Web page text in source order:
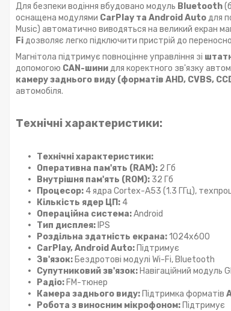
Для безпеки водіння вбудовано модуль Bluetooth
оснащена модулями CarPlay та Android Autoдля
Music) автоматично виводяться на великий екран
Fiдозволяє легко підключити пристрій до
Магнітола підтримує повноцінне управління зі
допомогою CAN-шинидля коректного зв'язку
камеру заднього виду (форматів AHD, CVBS,
автомобіля.
Технічні характеристики:
Технічні характеристики:
Оперативна пам'ять (RAM): 2 Гб
Внутрішня пам'ять (ROM): 32 Гб
Процесор: 4 ядра Cortex-A53 (1.3 ГГц),
Кількість ядер ЦП: 4
Операційна система:Android
Тип дисплея: IPS
Роздільна здатність екрана:1024x600
CarPlay, Android Auto: Підтримує
Зв'язок: Бездротові модулі Wi-Fi, Bluetooth
Супутниковий зв'язок: Навігаційний модуль
Радіо: FM-тюнер
Камера заднього виду: Підтримка форматів
Робота з виносним мікрофоном: Підтримує